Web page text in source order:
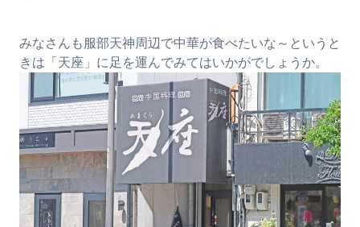
みなさんも服部天神周辺で中華が食べたいな～というと
きは「天座」に足を運んでみてはいかがでしょうか。